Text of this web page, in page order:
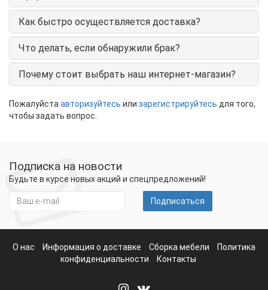
Как быстро осуществляется доставка?
Что делать, если обнаружили брак?
Почему стоит выбрать наш интернет-магазин?
Пожалуйста авторизуйтесь или зарегистрируйтесь для того,
чтобы задать вопрос.
Подписка на новости
Будьте в курсе новых акций и спецпредложений!
Подписаться
О нас Информация о доставке Сборка мебели
Политика
конфиденциальности
Контакты